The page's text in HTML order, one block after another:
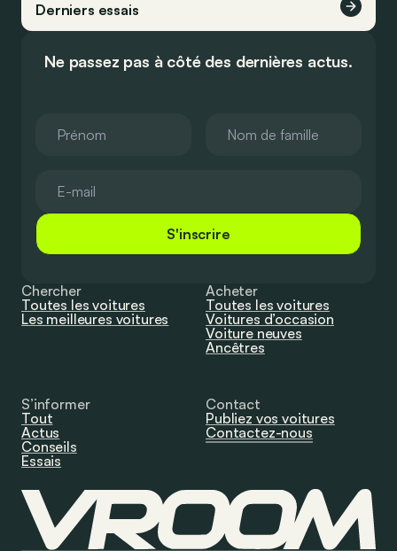
Derniers essais
Ne passez pas à côté des dernières actus.
S'inscrire
Chercher
Toutes les voitures
Les meilleures voitures
Acheter
Toutes les voitures
Voitures d’occasion
Voiture neuves
Ancêtres
S’informer
Tout
Actus
Conseils
Essais
Contact
Publiez vos voitures
Contactez-nous